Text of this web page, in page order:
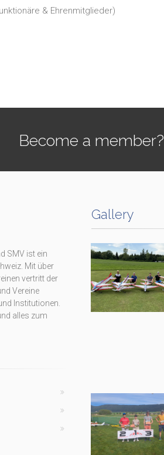
& Ehrenmitglieder)
Become a member?
SMV ist ein
Mit über
vertritt der
Vereine
Institutionen.
alles zum
Gallery